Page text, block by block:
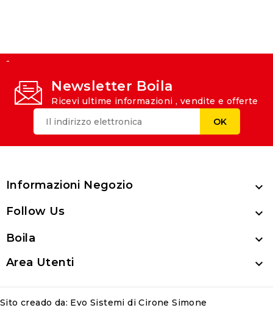
-
Newsletter Boila
Ricevi ultime informazioni , vendite e offerte
Informazioni Negozio 
Follow Us 
Boila 
Area Utenti 
Sito creado da: Evo Sistemi di Cirone Simone